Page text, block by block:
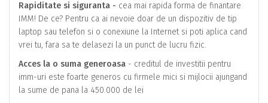
Rapiditate si siguranta - cea mai rapida forma de finantare
IMM! De ce? Pentru ca ai nevoie doar de un dispozitiv de tip
laptop sau telefon si o conexiune la Internet si poti aplica cand
vrei tu, fara sa te delasezi la un punct de lucru fizic.
Acces la o suma generoasa - creditul de investitii pentru
imm-uri este foarte generos cu firmele mici si mijlocii ajungand
la sume de pana la 450.000 de lei